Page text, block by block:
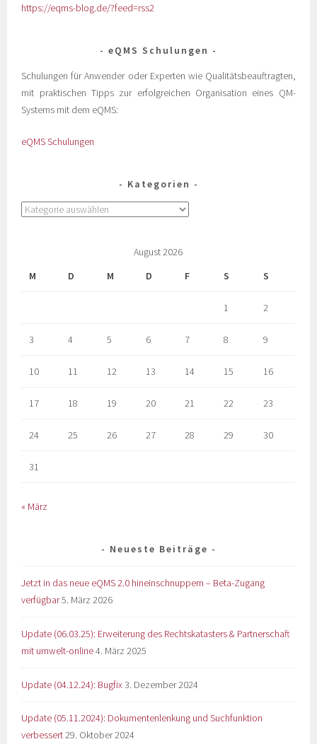
https://eqms-blog.de/?feed=rss2
eQMS Schulungen
Schulungen für Anwender oder Experten wie Qualitätsbeauftragten,
mit praktischen Tipps zur erfolgreichen Organisation eines QM-
Systems mit dem eQMS:
eQMS Schulungen
Kategorien
August 2026
M
D M D F S S
1 2
3 4 5 6 7 8 9
10 11 12 13 14 15 16
17 18 19 20 21 22 23
24 25 26 27 28 29 30
31
« März
Neueste Beiträge
Jetzt in das neue eQMS 2.0 hineinschnuppern – Beta-Zugang
verfügbar5. März 2026
Update (06.03.25): Erweiterung des Rechtskatasters & Partnerschaft
mit umwelt-online4. März 2025
Update (04.12.24): Bugfix 3. Dezember 2024
Update (05.11.2024): Dokumentenlenkung und Suchfunktion
verbessert29. Oktober 2024